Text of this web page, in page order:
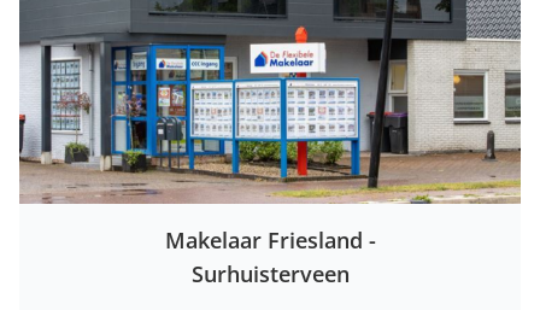
Makelaar Friesland -
Surhuisterveen